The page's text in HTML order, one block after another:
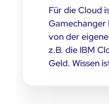
Für die Cloud
von der
z.B. die IBM
Geld. Wissen